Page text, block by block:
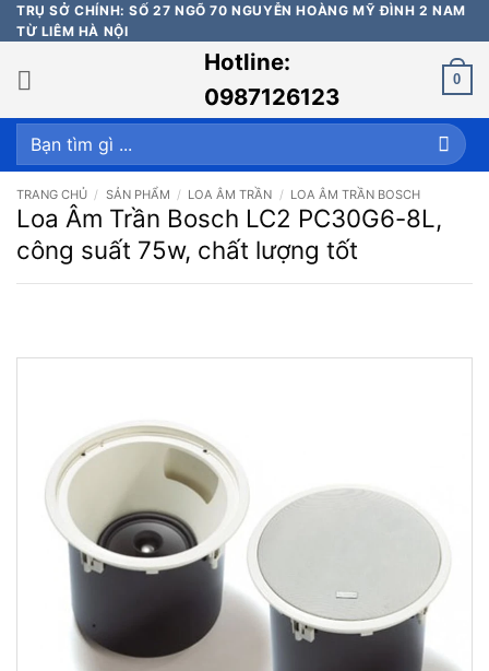
Bỏ
qua
nội
dung
TRỤ SỞ CHÍNH: SỐ 27 NGÕ 70 NGUYỄN HOÀNG MỸ ĐÌNH 2 NAM
TỪ LIÊM HÀ NỘI
Hotline:
0987126123
0
Tìm
kiếm:
TRANG CHỦ / SẢN PHẨM / LOA ÂM TRẦN / LOA ÂM TRẦN BOSCH
Loa Âm Trần Bosch LC2 PC30G6-8L,
công suất 75w, chất lượng tốt